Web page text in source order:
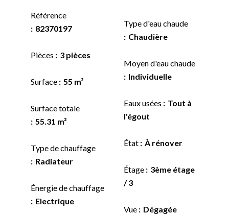
Référence
82370197
Pièces 3 pièces
Surface 55 m²
Surface totale
55.31 m²
Type de chauffage
Radiateur
Énergie de chauffage
Electrique
Type d'eau chaude
Chaudière
Moyen d'eau chaude
Individuelle
Eaux usées
Tout à
l'égout
État À rénover
Étage
3ème étage
/ 3
Vue Dégagée